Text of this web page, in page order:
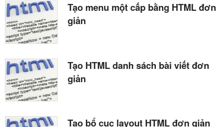
Tạo menu một cấp bằng HTML đơn
giản
Tạo HTML danh sách bài viết đơn
giản
Tạo bổ cục layout HTML đơn giản